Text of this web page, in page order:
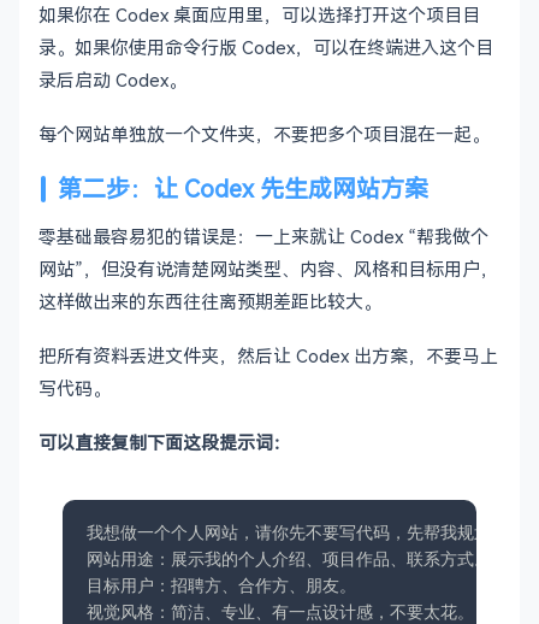
如果你在 Codex 桌面应用里，可以选择打开这个项目目
录。如果你使用命令行版 Codex，可以在终端进入这个目
录后启动 Codex。
每个网站单独放一个文件夹，不要把多个项目混在一起。
第二步：让 Codex 先生成网站方案
零基础最容易犯的错误是：一上来就让 Codex “帮我做个
网站”，但没有说清楚网站类型、内容、风格和目标用户，
这样做出来的东西往往离预期差距比较大。
把所有资料丢进文件夹，然后让 Codex 出方案，不要马上
写代码。
可以直接复制下面这段提示词：
我想做一个个人网站，请你先不要写代码，先帮我规划网站
网站用途：展示我的个人介绍、项目作品、联系方式。
目标用户：招聘方、合作方、朋友。
视觉风格：简洁、专业、有一点设计感，不要太花。